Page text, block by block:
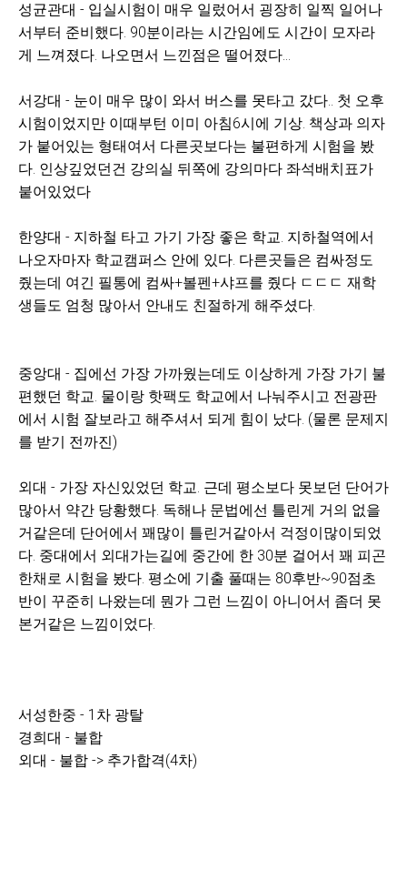
성균관대 - 입실시험이 매우 일렀어서 굉장히 일찍 일어나
서부터 준비했다. 90분이라는 시간임에도 시간이 모자라
게 느껴졌다. 나오면서 느낀점은 떨어졌다...
서강대 - 눈이 매우 많이 와서 버스를 못타고 갔다.. 첫 오후
시험이었지만 이때부턴 이미 아침6시에 기상. 책상과 의자
가 붙어있는 형태여서 다른곳보다는 불편하게 시험을 봤
다. 인상깊었던건 강의실 뒤쪽에 강의마다 좌석배치표가
붙어있었다
한양대 - 지하철 타고 가기 가장 좋은 학교. 지하철역에서
나오자마자 학교캠퍼스 안에 있다. 다른곳들은 컴싸정도
줬는데 여긴 필통에 컴싸+볼펜+샤프를 줬다 ㄷㄷㄷ 재학
생들도 엄청 많아서 안내도 친절하게 해주셨다.
중앙대 - 집에선 가장 가까웠는데도 이상하게 가장 가기 불
편했던 학교. 물이랑 핫팩도 학교에서 나눠주시고 전광판
에서 시험 잘보라고 해주셔서 되게 힘이 났다. (물론 문제지
를 받기 전까진)
외대 - 가장 자신있었던 학교. 근데 평소보다 못보던 단어가
많아서 약간 당황했다. 독해나 문법에선 틀린게 거의 없을
거같은데 단어에서 꽤많이 틀린거같아서 걱정이많이되었
다. 중대에서 외대가는길에 중간에 한 30분 걸어서 꽤 피곤
한채로 시험을 봤다. 평소에 기출 풀때는 80후반~90점초
반이 꾸준히 나왔는데 뭔가 그런 느낌이 아니어서 좀더 못
본거같은 느낌이었다.
서성한중 - 1차 광탈
경희대 - 불합
외대 - 불합 -> 추가합격(4차)